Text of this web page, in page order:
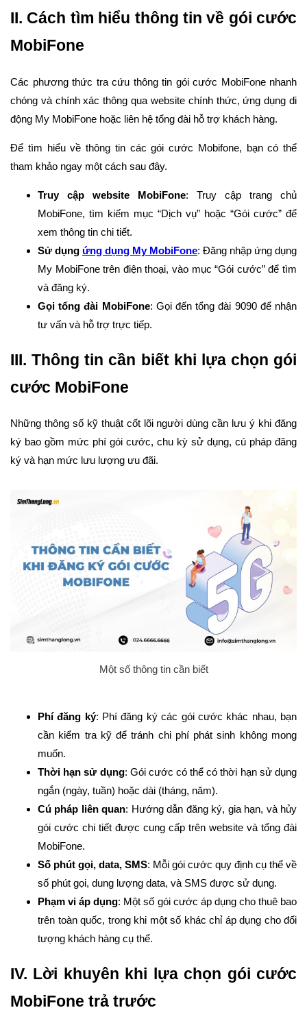
II. Cách tìm hiểu thông tin về gói cước
MobiFone
Các phương thức tra cứu thông tin gói cước MobiFone nhanh
chóng và chính xác thông qua website chính thức, ứng dụng di
động My MobiFone hoặc liên hệ tổng đài hỗ trợ khách hàng.
Để tìm hiểu về thông tin các gói cước Mobifone, bạn có thể
tham khảo ngay một cách sau đây.
Truy cập website MobiFone: Truy cập trang chủ
MobiFone, tìm kiếm mục “Dịch vụ” hoặc “Gói cước” để
xem thông tin chi tiết.
Sử dụng ứng dụng My MobiFone: Đăng nhập ứng dụng
My MobiFone trên điện thoại, vào mục “Gói cước” để tìm
và đăng ký.
Gọi tổng đài MobiFone: Gọi đến tổng đài 9090 để nhận
tư vấn và hỗ trợ trực tiếp.
III. Thông tin cần biết khi lựa chọn gói
cước MobiFone
Những thông số kỹ thuật cốt lõi người dùng cần lưu ý khi đăng
ký bao gồm mức phí gói cước, chu kỳ sử dụng, cú pháp đăng
ký và hạn mức lưu lượng ưu đãi.
Một số thông tin cần biết
Phí đăng ký: Phí đăng ký các gói cước khác nhau, bạn
cần kiểm tra kỹ để tránh chi phí phát sinh không mong
muốn.
Thời hạn sử dụng: Gói cước có thể có thời hạn sử dụng
ngắn (ngày, tuần) hoặc dài (tháng, năm).
Cú pháp liên quan: Hướng dẫn đăng ký, gia hạn, và hủy
gói cước chi tiết được cung cấp trên website và tổng đài
MobiFone.
Số phút gọi, data, SMS: Mỗi gói cước quy định cụ thể về
số phút gọi, dung lượng data, và SMS được sử dụng.
Phạm vi áp dụng: Một số gói cước áp dụng cho thuê bao
trên toàn quốc, trong khi một số khác chỉ áp dụng cho đối
tượng khách hàng cụ thể.
IV. Lời khuyên khi lựa chọn gói cước
MobiFone trả trước